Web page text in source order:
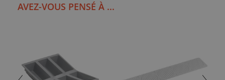
AVEZ-VOUS PENSÉ À ...